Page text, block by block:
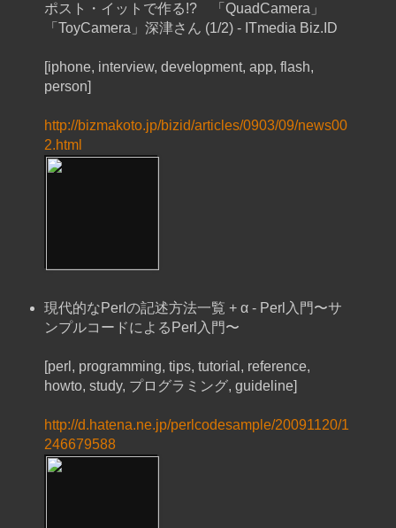
ポスト・イットで作る!? 「QuadCamera」
「ToyCamera」深津さん (1/2) - ITmedia Biz.ID
[iphone, interview, development, app, flash,
person]
http://bizmakoto.jp/bizid/articles/0903/09/news00
2.html
現代的なPerlの記述方法一覧 + α - Perl入門〜サ
ンプルコードによるPerl入門〜
[perl, programming, tips, tutorial, reference,
howto, study, プログラミング, guideline]
http://d.hatena.ne.jp/perlcodesample/20091120/1
246679588